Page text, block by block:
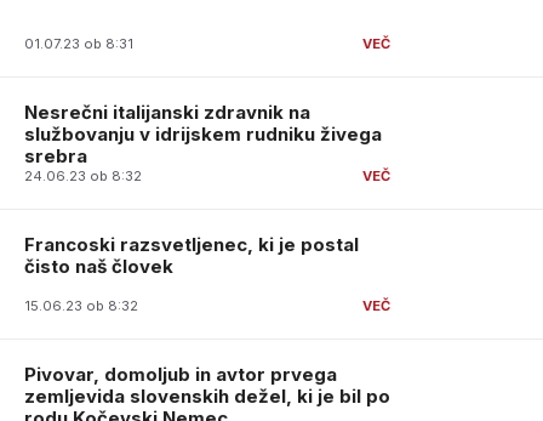
01.07.23 ob 8:31
Nesrečni italijanski zdravnik na
službovanju v idrijskem rudniku živega
srebra
24.06.23 ob 8:32
Francoski razsvetljenec, ki je postal
čisto naš človek
15.06.23 ob 8:32
Pivovar, domoljub in avtor prvega
zemljevida slovenskih dežel, ki je bil po